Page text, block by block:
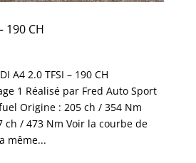
190 CH
A4 2.0 TFSI – 190 CH
1 Réalisé par Fred Auto Sport
Origine : 205 ch / 354 Nm
ch / 473 Nm Voir la courbe de
même...